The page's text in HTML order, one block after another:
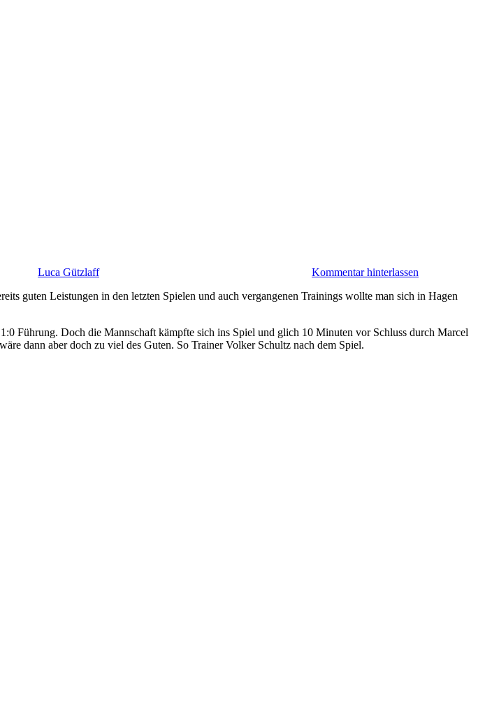
Luca Gützlaff
Kommentar hinterlassen
guten Leistungen in den letzten Spielen und auch vergangenen Trainings wollte man sich in Hagen
Führung. Doch die Mannschaft kämpfte sich ins Spiel und glich 10 Minuten vor Schluss durch Marcel
dann aber doch zu viel des Guten. So Trainer Volker Schultz nach dem Spiel.